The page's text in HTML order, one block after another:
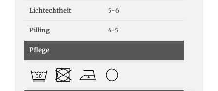
Lichtechtheit 5-6
Pilling 4-5
Pflege